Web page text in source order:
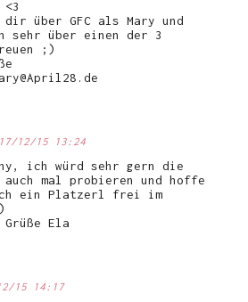
über GFC als Mary und
sehr über einen der 3
;)
17/12/15 13:24
ich würd sehr gern die
auch mal probieren und hoffe
ein Platzerl frei im
Ela
15 14:17